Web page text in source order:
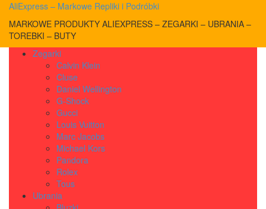
AliExpress – Markowe Repliki i Podróbki
MARKOWE PRODUKTY ALIEXPRESS – ZEGARKI – UBRANIA –
TOREBKI – BUTY
Zegarki
Calvin Klein
Cluse
Daniel Wellington
G-Shock
Gucci
Louis Vuitton
Marc Jacobs
Michael Kors
Pandora
Rolex
Tous
Ubrania